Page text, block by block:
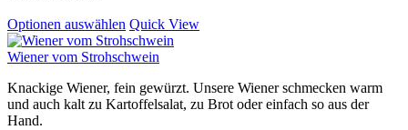
Optionen auswählen Quick View
Wiener vom Strohschwein
Knackige Wiener, fein gewürzt. Unsere Wiener schmecken warm
und auch kalt zu Kartoffelsalat, zu Brot oder einfach so aus der
Hand.